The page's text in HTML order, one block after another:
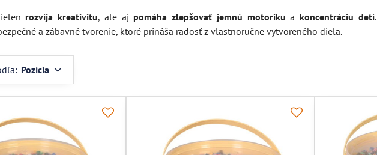
rozvíja kreativitu, ale aj pomáha zlepšovať jemnú motoriku a koncentráciu detí.
a zábavné tvorenie, ktoré prináša radosť z vlastnoručne vytvoreného diela.
Pozícia